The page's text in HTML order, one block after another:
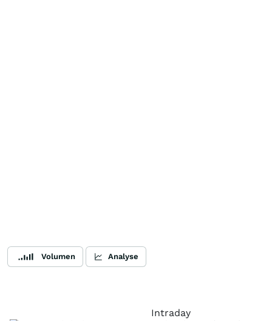
Volumen Analyse
Intraday